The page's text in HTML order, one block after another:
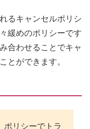
るキャンセルポリシ
緩めのポリシーです
合わせることでキャ
とができます。
ポリシーでトラ